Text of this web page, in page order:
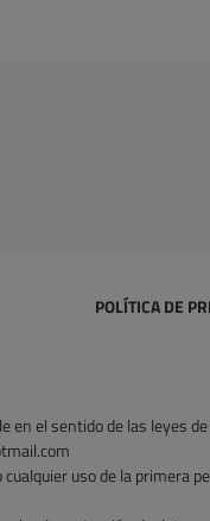
POLÍTICA DE
en el sentido de las leyes
uso de la primera